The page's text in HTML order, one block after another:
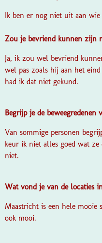
Ik ben er nog niet uit aan
Zou je bevriend kunnen zijn
Ja, ik zou wel bevriend
wel pas zoals hij aan het
had ik dat niet gekund.
Begrijp je de beweegredenen
Van sommige personen
keur ik niet alles goed wat
niet.
Wat vond je van de locatiesin
Maastricht is een hele mooie
ook mooi.